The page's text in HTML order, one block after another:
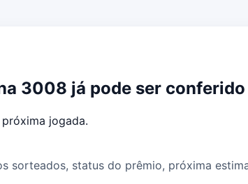
3008 já pode ser conferido
jogada.
sorteados, status do prêmio, próxima